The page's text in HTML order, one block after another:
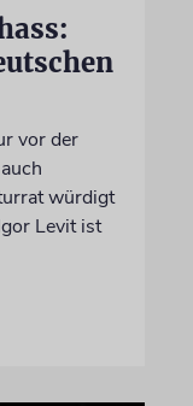
vor der
würdigt
Levit ist